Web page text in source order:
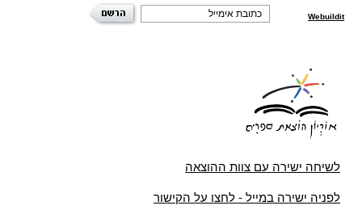
לשיחה ישירה עם צוות ההוצאה
לפניה ישירה במייל - לחצו על הקישור
Webuildit